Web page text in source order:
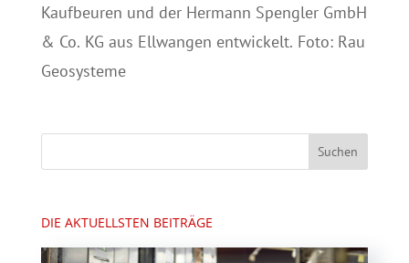
Kaufbeuren und der Hermann Spengler GmbH
& Co. KG aus Ellwangen entwickelt. Foto: Rau
Geosysteme
DIE AKTUELLSTEN BEITRÄGE